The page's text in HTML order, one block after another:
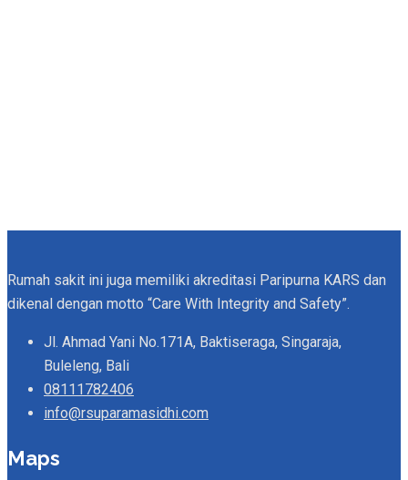
Rumah sakit ini juga memiliki akreditasi Paripurna KARS dan
dikenal dengan motto “Care With Integrity and Safety”.
Jl. Ahmad Yani No.171A, Baktiseraga, Singaraja,
Buleleng, Bali
08111782406
info@rsuparamasidhi.com
Maps